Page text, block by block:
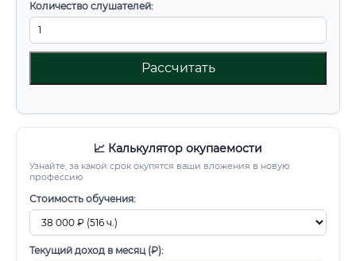
Количество слушателей:
Рассчитать
📈 Калькулятор окупаемости
Узнайте, за какой срок окупятся ваши вложения в новую
профессию
Стоимость обучения:
Текущий доход в месяц (₽):